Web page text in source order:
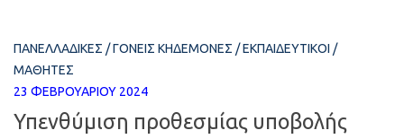
ΠΑΝΕΛΛΑΔΙΚΈΣ /ΓΟΝΕΊΣ ΚΗΔΕΜΌΝΕΣ /ΕΚΠΑΙΔΕΥΤΙΚΟΊ /
ΜΑΘΗΤΈΣ
23 ΦΕΒΡΟΥΑΡΊΟΥ 2024
Υπενθύμιση προθεσμίας υποβολής